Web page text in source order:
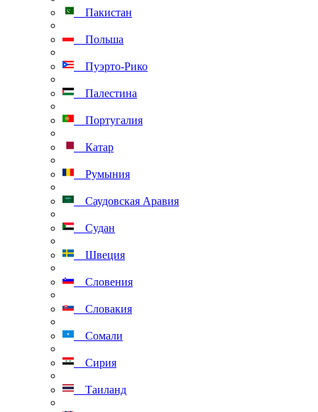
Пакистан
Польша
Пуэрто-Рико
Палестина
Португалия
Катар
Румыния
Саудовская Аравия
Судан
Швеция
Словения
Словакия
Сомали
Сирия
Таиланд